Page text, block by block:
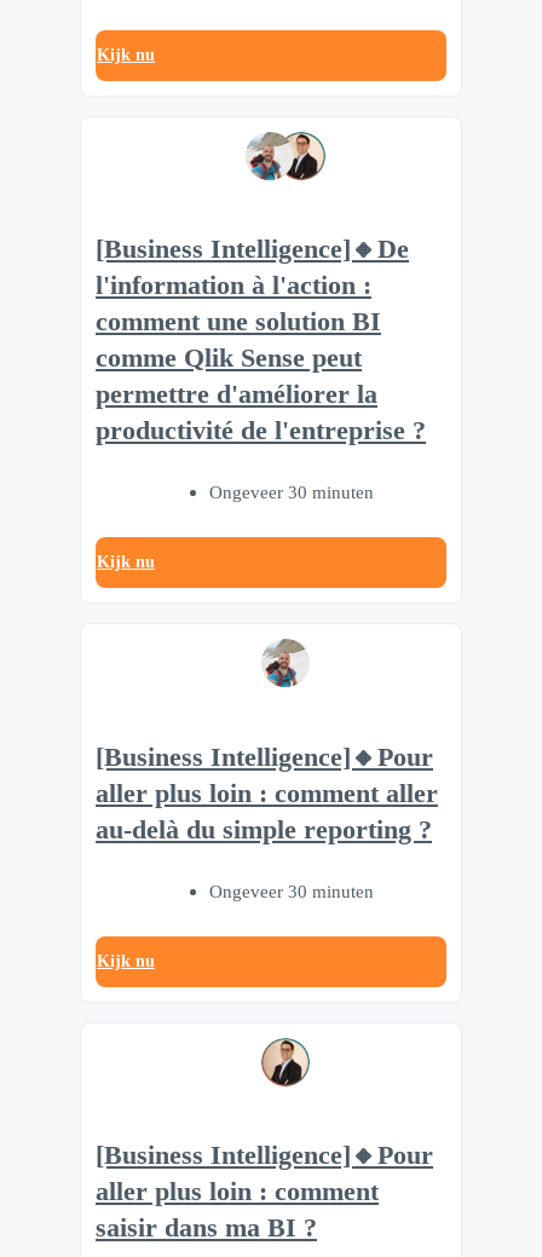
Kijk nu
[Business Intelligence]🔸De
l'information à l'action :
comment une solution BI
comme Qlik Sense peut
permettre d'améliorer la
productivité de l'entreprise ?
Ongeveer 30 minuten
Kijk nu
[Business Intelligence]🔸Pour
aller plus loin : comment aller
au-delà du simple reporting ?
Ongeveer 30 minuten
Kijk nu
[Business Intelligence]🔸Pour
aller plus loin : comment
saisir dans ma BI ?